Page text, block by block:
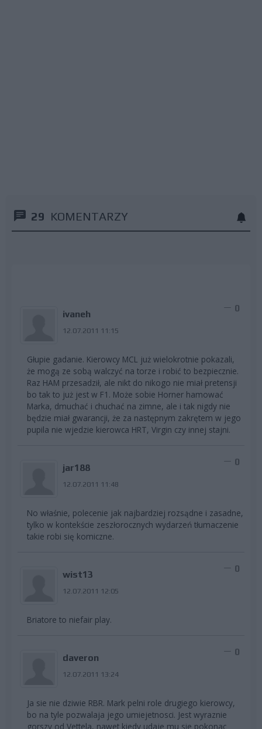
29 KOMENTARZY
ivaneh
12.07.2011 11:15
0
Głupie gadanie. Kierowcy MCL już wielokrotnie pokazali,
że mogą ze sobą walczyć na torze i robić to bezpiecznie.
Raz HAM przesadził, ale nikt do nikogo nie miał pretensji
bo tak to już jest w F1. Może sobie Horner hamować
Marka, dmuchać i chuchać na zimne, ale i tak nigdy nie
będzie miał gwarancji, że za następnym zakrętem w jego
pupila nie wjedzie kierowca HRT, Virgin czy innej stajni.
jar188
12.07.2011 11:48
0
No właśnie, polecenie jak najbardziej rozsądne i zasadne,
tylko w kontekście zeszłorocznych wydarzeń tłumaczenie
takie robi się komiczne.
wist13
12.07.2011 12:05
0
Briatore to niefair play.
daveron
12.07.2011 13:24
0
Ja sie nie dziwie RBR. Mark pelni role drugiego kierowcy,
bo na tyle pozwalaja jego umiejetnosci. Jest wyraznie
gorszy od Vettela, nawet kiedy udaje mu sie pokonac